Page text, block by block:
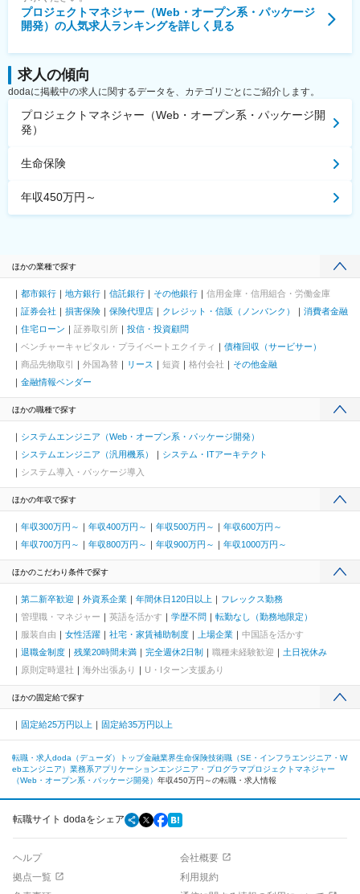
プロジェクトマネジャー（Web・オープン系・パッケージ
開発） の人気求人ランキングを詳しく見る
求人の傾向
dodaに掲載中の求人に関するデータを、カテゴリごとにご紹介します。
プロジェクトマネジャー（Web・オープン系・パッケージ開
発）
生命保険
年収450万円～
ほかの業種で探す
都市銀行 地方銀行 信託銀行 その他銀行
信用金庫・信用組合・労働金庫
証券会社
損害保険 保険代理店 クレジット・信販（ノンバンク）
消費者金融
住宅ローン
証券取引所
投信・投資顧問
ベンチャーキャピタル・プライベートエクイティ
債権回収（サービサー）
商品先物取引
外国為替 リース 短資 格付会社
その他金融
金融情報ベンダー
ほかの職種で探す
システムエンジニア（Web・オープン系・パッケージ開発）
システムエンジニア（汎用機系）
システム・ITアーキテクト
システム導入・パッケージ導入
ほかの年収で探す
年収300万円～ 年収400万円～ 年収500万円～
年収600万円～
年収700万円～
年収800万円～ 年収900万円～ 年収1000万円～
ほかのこだわり条件で探す
第二新卒歓迎 外資系企業 年間休日120日以上
フレックス勤務
管理職・マネジャー
英語を活かす 学歴不問
転勤なし（勤務地限定）
服装自由
女性活躍 社宅・家賃補助制度 上場企業
中国語を活かす
退職金制度
残業20時間未満 完全週休2日制 職種未経験歓迎
土日祝休み
原則定時退社
海外出張あり U・Iターン支援あり
ほかの固定給で探す
固定給25万円以上 固定給35万円以上
転職・求人doda（デューダ）トップ金融業界生命保険技術職（SE・インフラエンジニア・W
ebエンジニア） 業務系アプリケーションエンジニア・プログラマプロジェクトマネジャー
（Web・オープン系・パッケージ開発） 年収450万円～の転職・求人情報
転職サイト dodaをシェア
ヘルプ
会社概要
拠点一覧
利用規約